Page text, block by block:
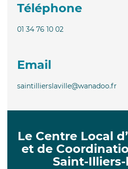
Téléphone
01 34 76 10 02
Email
saintillierslaville@wanadoo.fr
Le Centre Local
et de
Saint-